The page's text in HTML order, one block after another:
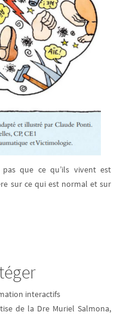
pas que ce qu’ils vivent est
sur ce qui est normal et sur
interactifs
de la Dre Muriel Salmona,